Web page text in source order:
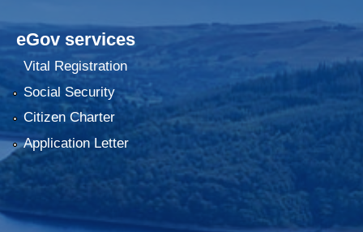
eGov services
Vital Registration
Social Security
Citizen Charter
Application Letter